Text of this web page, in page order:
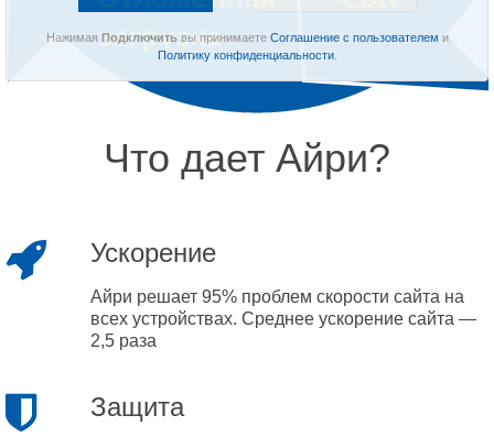
Нажимая Подключитьвы принимаете Соглашение с пользователем и
Политику конфиденциальности.
Что дает Айри?
Ускорение
Айри решает 95% проблем скорости сайта на
всех устройствах. Среднее ускорение сайта —
2,5 раза
Защита